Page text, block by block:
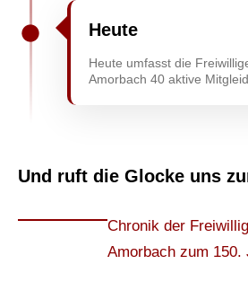
Heute
Heute umfasst die
Amorbach 40 aktive
Und ruft die Glocke uns
Chronik der
Amorbach zum 150.